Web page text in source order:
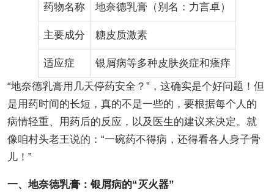
药物名称 地奈德乳膏（别名：力言卓）
主要成分 糖皮质激素
适应症
银屑病等多种皮肤炎症和瘙痒
“地奈德乳膏用几天停药安全？”，这确实是个好问题！但
是用药时间的长短，真的不是一些的，要根据每个人的
病情轻重、用药后的反应，以及医生的建议来决定。就
像咱村头老王说的：“一碗药不得病，还得看各人身子骨
儿！”
一、地奈德乳膏：银屑病的“灭火器”